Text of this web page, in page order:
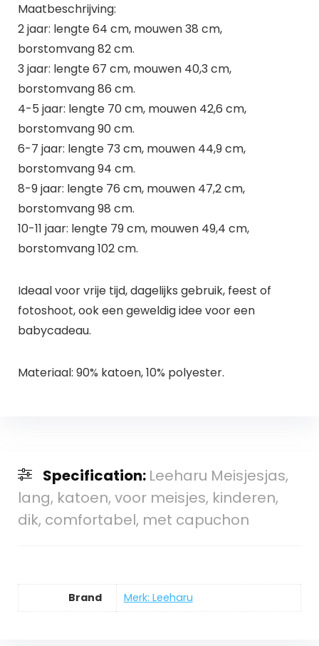
Maatbeschrijving:
2 jaar: lengte 64 cm, mouwen 38 cm,
borstomvang 82 cm.
3 jaar: lengte 67 cm, mouwen 40,3 cm,
borstomvang 86 cm.
4-5 jaar: lengte 70 cm, mouwen 42,6 cm,
borstomvang 90 cm.
6-7 jaar: lengte 73 cm, mouwen 44,9 cm,
borstomvang 94 cm.
8-9 jaar: lengte 76 cm, mouwen 47,2 cm,
borstomvang 98 cm.
10-11 jaar: lengte 79 cm, mouwen 49,4 cm,
borstomvang 102 cm.
Ideaal voor vrije tijd, dagelijks gebruik, feest of
fotoshoot, ook een geweldig idee voor een
babycadeau.
Materiaal: 90% katoen, 10% polyester.
Specification: Leeharu Meisjesjas,
lang, katoen, voor meisjes, kinderen,
dik, comfortabel, met capuchon
Brand Merk: Leeharu